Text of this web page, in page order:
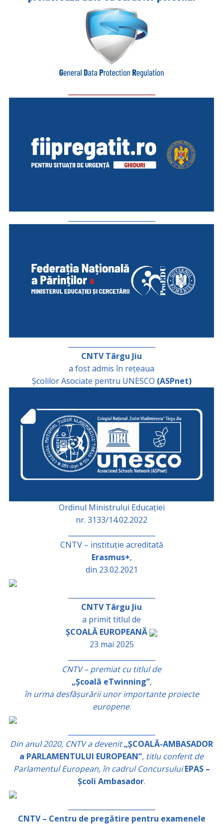
CNTV Târgu Jiu
a fost admis în rețeaua
Școlilor Asociate pentru UNESCO (ASPnet)
Ordinul Ministrului Educației
nr. 3133/14.02.2022
CNTV – instituție acreditată
Erasmus+,
din 23.02.2021
CNTV Târgu Jiu
a primit titlul de
ȘCOALĂ EUROPEANĂ
23 mai 2025
CNTV – premiat cu titlul de
„Școală eTwinning”,
în urma desfășurării unor importante proiecte
europene.
Din anul 2020, CNTV a devenit „ȘCOALĂ-AMBASADOR
a PARLAMENTULUI EUROPEAN”, titlu conferit de
Parlamentul European, în cadrul Concursului EPAS –
Școli Ambasador.
CNTV – Centru de pregătire pentru examenele